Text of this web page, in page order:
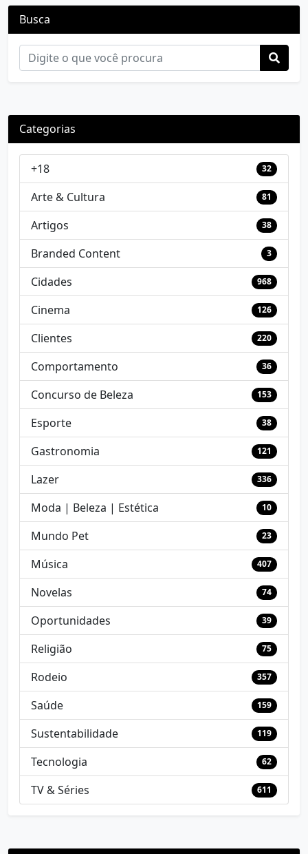
Busca
Categorias
+18 32
Arte & Cultura 81
Artigos 38
Branded Content 3
Cidades 968
Cinema 126
Clientes 220
Comportamento 36
Concurso de Beleza 153
Esporte 38
Gastronomia 121
Lazer 336
Moda | Beleza | Estética 10
Mundo Pet 23
Música 407
Novelas 74
Oportunidades 39
Religião 75
Rodeio 357
Saúde 159
Sustentabilidade 119
Tecnologia 62
TV & Séries 611